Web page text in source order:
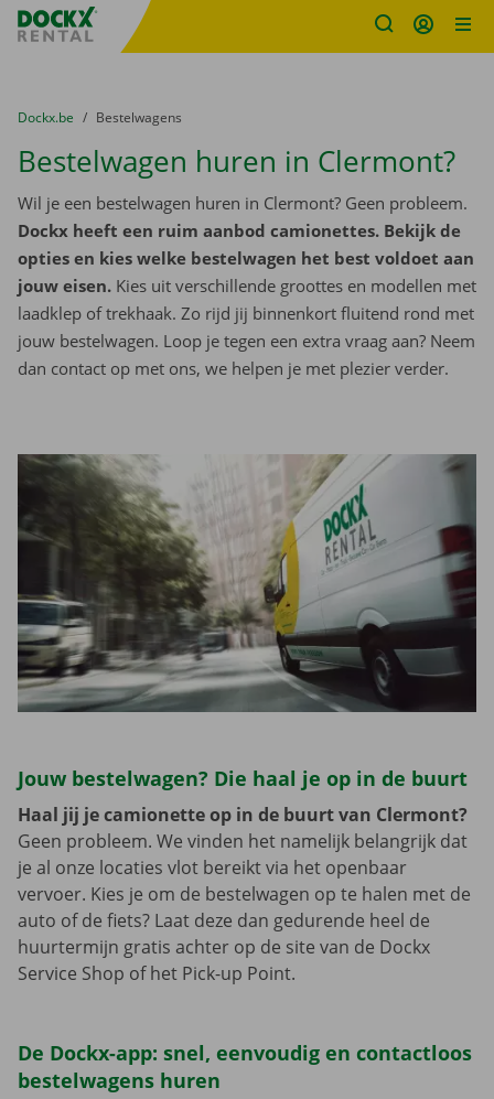
Fratello DEMO
U bevindt zich hier:
van
Dockx.be naar
Bestelwagens
Bestelwagen huren in Clermont?
Wil je een bestelwagen huren in Clermont? Geen probleem.
Dockx heeft een ruim aanbod camionettes. Bekijk de
opties en kies welke bestelwagen het best voldoet aan
jouw eisen. Kies uit verschillende groottes en modellen met
laadklep of trekhaak. Zo rijd jij binnenkort fluitend rond met
jouw bestelwagen. Loop je tegen een extra vraag aan? Neem
dan contact op met ons, we helpen je met plezier verder.
Jouw bestelwagen? Die haal je op in de buurt
Haal jij je camionette op in de buurt van Clermont?
Geen probleem. We vinden het namelijk belangrijk dat
je al onze locaties vlot bereikt via het openbaar
vervoer. Kies je om de bestelwagen op te halen met de
auto of de fiets? Laat deze dan gedurende heel de
huurtermijn gratis achter op de site van de Dockx
Service Shop of het Pick-up Point.
De Dockx-app: snel, eenvoudig en contactloos
bestelwagens huren